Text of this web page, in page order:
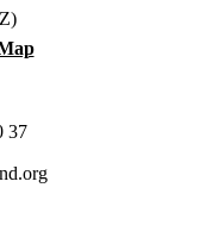
37